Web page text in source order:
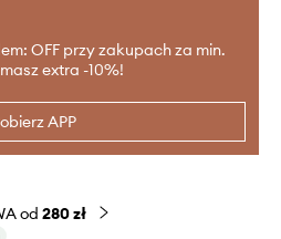
OFF przy zakupach za min.
extra -10%!
APP
od 280 zł